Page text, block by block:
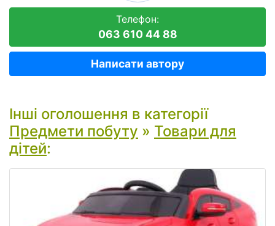
Телефон:
063 610 44 88
Написати автору
Інші оголошення в категорії
Предмети побуту » Товари для
дітей: